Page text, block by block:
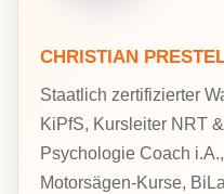
CHRISTIAN
Staatlich zertifizierter
KiPfS, Kursleiter NRT
Psychologie Coach
Motorsägen-Kurse,